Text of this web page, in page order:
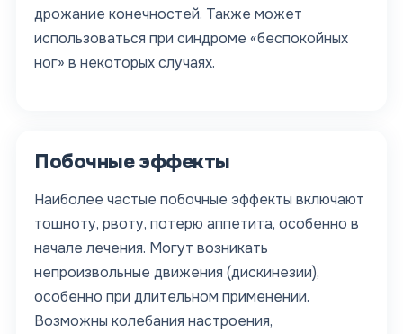
дрожание конечностей. Также может
использоваться при синдроме «беспокойных
ног» в некоторых случаях.
Побочные эффекты
Наиболее частые побочные эффекты включают
тошноту, рвоту, потерю аппетита, особенно в
начале лечения. Могут возникать
непроизвольные движения (дискинезии),
особенно при длительном применении.
Возможны колебания настроения,